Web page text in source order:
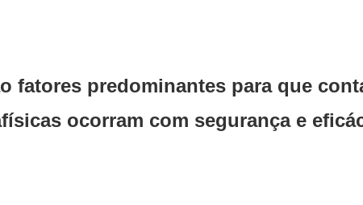
fatores predominantes para que
ocorram com segurança e